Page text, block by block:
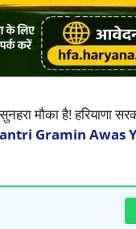
मौका है! हरियाणा
Gramin Awas